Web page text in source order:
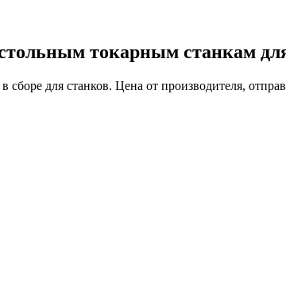
токарным станкам
сборе для станков. Цена от производителя,